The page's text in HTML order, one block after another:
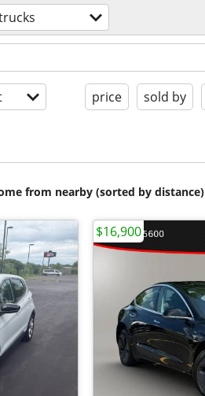
price sold by
from nearby (sorted by distance)
$16,900